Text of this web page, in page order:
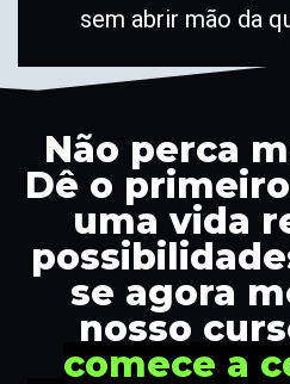
sem abrir mão da
Não perca
Dê o
uma vida
se agora
nosso
comece a